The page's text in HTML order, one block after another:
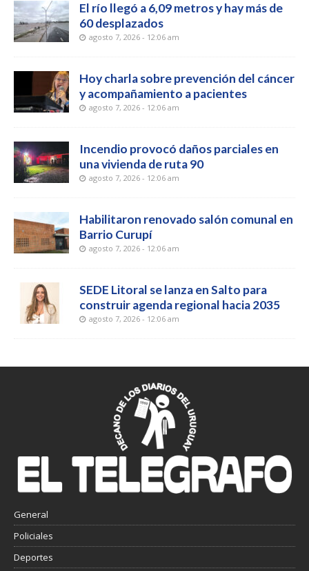
El río llegó a 6,09 metros y hay más de
60 desplazados
agosto 7, 2026 - 12:06 am
Hoy charla sobre prevención del cáncer
y acompañamiento a pacientes
agosto 7, 2026 - 12:06 am
Incendio provocó daños parciales en
una vivienda de ruta 90
agosto 7, 2026 - 12:06 am
Habilitaron renovado salón comunal en
Barrio Curupí
agosto 7, 2026 - 12:06 am
SEDE Litoral se lanza en Salto para
construir agenda regional hacia 2035
agosto 7, 2026 - 12:06 am
General
Policiales
Deportes